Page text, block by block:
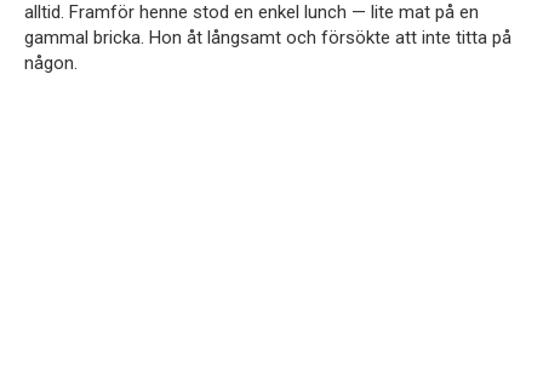
alltid. Framför henne stod en enkel lunch — lite mat på en
gammal bricka. Hon åt långsamt och försökte att inte titta på
någon.